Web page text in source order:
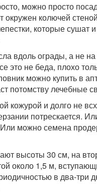
можно просто
окружен колючей
которые сушат
вдоль ограды, а не
это не беда, плохо
можно купить в
потомству лечебные
кожурой и долго не
потрескается.
можно семена
высоты 30 см, на
около 1,5 м,
в два-три